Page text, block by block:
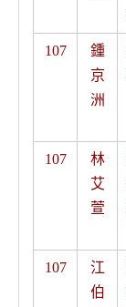
107
鍾
京
洲
107
林
艾
萱
107
江
伯